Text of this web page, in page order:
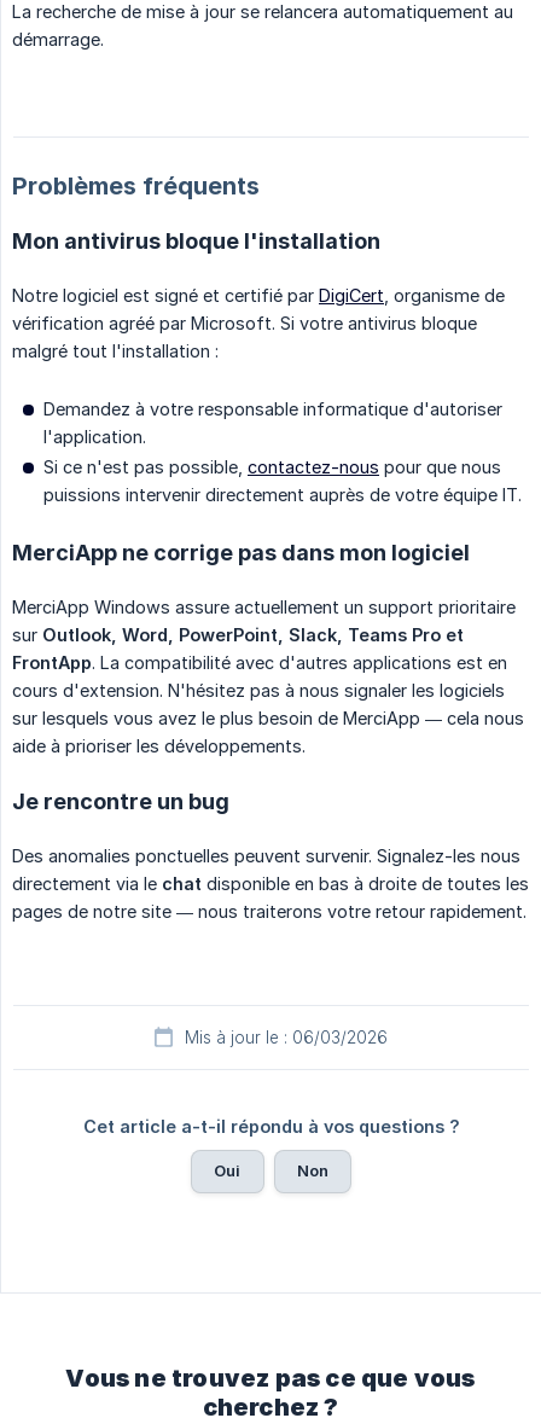
La recherche de mise à jour se relancera automatiquement au
démarrage.
Problèmes fréquents
Mon antivirus bloque l'installation
Notre logiciel est signé et certifié par DigiCert , organisme de
vérification agréé par Microsoft. Si votre antivirus bloque
malgré tout l'installation :
Demandez à votre responsable informatique d'autoriser
l'application.
Si ce n'est pas possible, contactez-nous pour que nous
puissions intervenir directement auprès de votre équipe IT.
MerciApp ne corrige pas dans mon logiciel
MerciApp Windows assure actuellement un support prioritaire
sur Outlook, Word, PowerPoint, Slack, Teams Pro et
FrontApp. La compatibilité avec d'autres applications est en
cours d'extension. N'hésitez pas à nous signaler les logiciels
sur lesquels vous avez le plus besoin de MerciApp — cela nous
aide à prioriser les développements.
Je rencontre un bug
Des anomalies ponctuelles peuvent survenir. Signalez-les nous
directement via le chat disponible en bas à droite de toutes les
pages de notre site — nous traiterons votre retour rapidement.
Mis à jour le : 06/03/2026
Cet article a-t-il répondu à vos questions ?
Oui Non
Vous ne trouvez pas ce que vous
cherchez ?